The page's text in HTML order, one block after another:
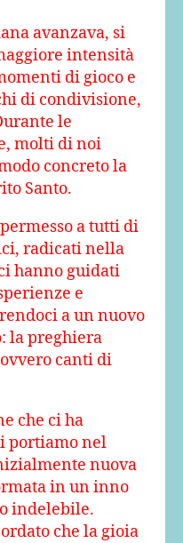
avanzava, si
intensità
di gioco e
di condivisione,
le
molti di noi
concreto la
Santo.
a tutti di
radicati nella
hanno guidati
e
a un nuovo
la preghiera
canti di
che ci ha
portiamo nel
nuova
in un inno
indelebile.
che la gioia